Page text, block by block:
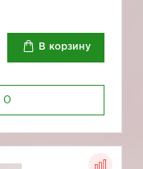
В корзину
0